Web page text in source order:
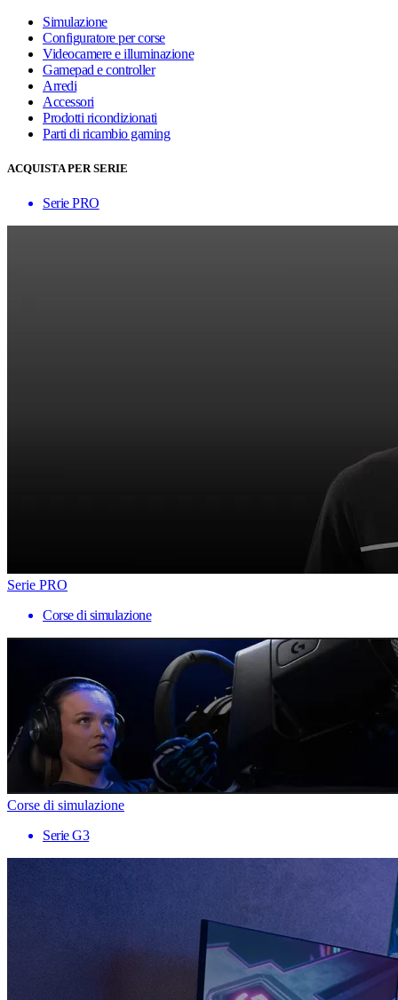
Simulazione
Configuratore per corse
Videocamere e illuminazione
Gamepad e controller
Arredi
Accessori
Prodotti ricondizionati
Parti di ricambio gaming
ACQUISTA PER SERIE
Serie PRO
Serie PRO
Corse di simulazione
Corse di simulazione
Serie G3